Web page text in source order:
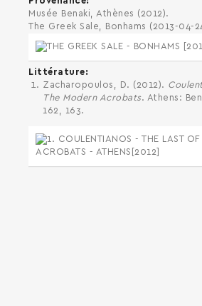
Musée Benaki, Athènes (2012).
The Greek Sale, Bonhams (2013-04-
Littérature
Zacharopoulos, D. (2012).
The Modern Acrobats. Athens:
162, 163.